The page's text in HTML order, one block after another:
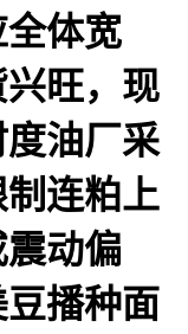
体宽
旺，现
油厂采
连粕上
动偏
播种面